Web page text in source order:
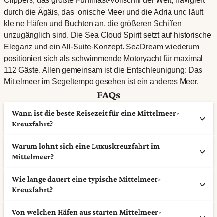
durch die Ägäis, das Ionische Meer und die Adria und läuft
kleine Häfen und Buchten an, die größeren Schiffen
unzugänglich sind. Die Sea Cloud Spirit setzt auf historische
Eleganz und ein All-Suite-Konzept. SeaDream wiederum
positioniert sich als schwimmende Motoryacht für maximal
112 Gäste. Allen gemeinsam ist die Entschleunigung: Das
Mittelmeer im Segeltempo gesehen ist ein anderes Meer.
FAQs
Wann ist die beste Reisezeit für eine Mittelmeer-
Kreuzfahrt?
Das Mittelmeer lässt sich ganzjährig bereisen. Frühling
und Herbst (April bis Juni, September bis Oktober)
Touristen, perfekte Bedingungen für
Stadtbesichtigungen. Der Sommer bietet intensives
Warum lohnt sich eine Luxuskreuzfahrt im
Mittelmeer?
Kleinere Schiffe mit weniger Gästen bedeuten direkteren
Zugang zu kleinen Häfen, kürzere Wartezeiten beim Ein-
Wie lange dauert eine typische Mittelmeer-
Kreuzfahrt?
Die meisten Routen umfassen 7 bis 14 Nächte. Kürzere
Von welchen Häfen aus starten Mittelmeer-